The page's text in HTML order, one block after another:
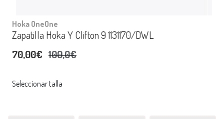
Hoka OneOne
Zapatilla Hoka Y Clifton 9 1131170/DWL
70,00€ 100,0€
Seleccionar talla